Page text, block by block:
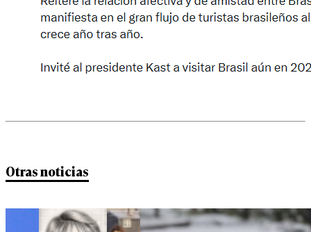
Otras noticias